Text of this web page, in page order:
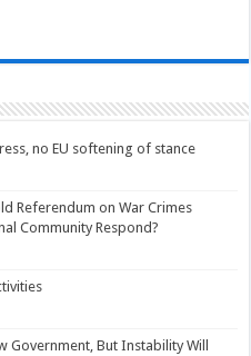
no EU softening of stance
Referendum on War Crimes
Community Respond?
Government, But Instability Will